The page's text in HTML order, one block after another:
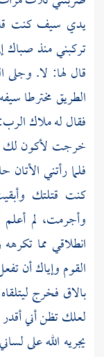
يدي سيف كنت قد
تركبني منذ
قال لها: لا. وجلى
الطريق مخترطا
فقال له ملاك
خرجت لأكون لك
فلما رأتني
كنت قتلتك
وأجرمت، لم أعلم
انطلاقي مما
القوم وإياك أن
بالاق فخرج
لعلك تظن أني
يجريه الله على